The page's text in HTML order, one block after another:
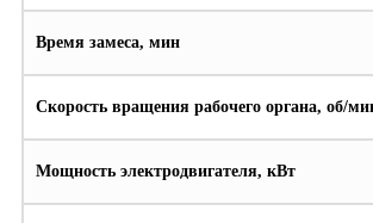
Время замеса, мин
Скорость вращения рабочего органа, об/
Мощность электродвигателя, кВт